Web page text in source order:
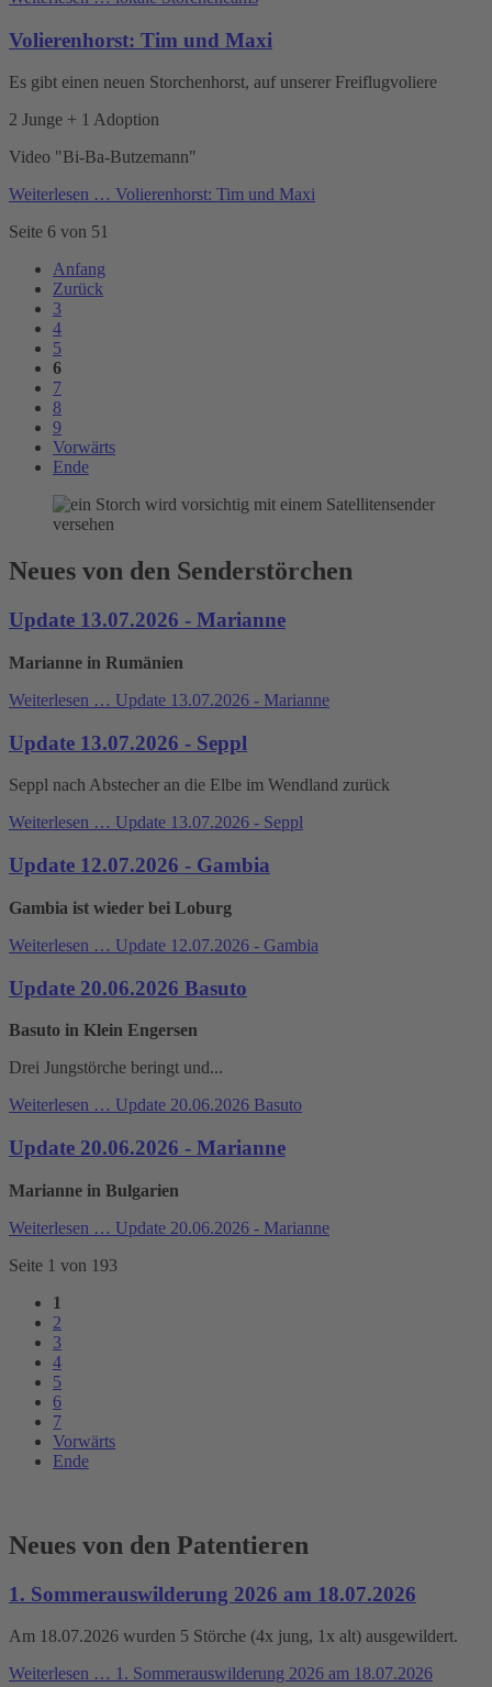
Volierenhorst: Tim und Maxi
Es gibt einen neuen Storchenhorst, auf unserer Freiflugvoliere
2 Junge + 1 Adoption
Video "Bi-Ba-Butzemann"
Weiterlesen … Volierenhorst: Tim und Maxi
Seite 6 von 51
Anfang
Zurück
3
4
5
6
7
8
9
Vorwärts
Ende
Neues von den Senderstörchen
Update 13.07.2026 - Marianne
Marianne in Rumänien
Weiterlesen … Update 13.07.2026 - Marianne
Update 13.07.2026 - Seppl
Seppl nach Abstecher an die Elbe im Wendland zurück
Weiterlesen … Update 13.07.2026 - Seppl
Update 12.07.2026 - Gambia
Gambia ist wieder bei Loburg
Weiterlesen … Update 12.07.2026 - Gambia
Update 20.06.2026 Basuto
Basuto in Klein Engersen
Drei Jungstörche beringt und...
Weiterlesen … Update 20.06.2026 Basuto
Update 20.06.2026 - Marianne
Marianne in Bulgarien
Weiterlesen … Update 20.06.2026 - Marianne
Seite 1 von 193
1
2
3
4
5
6
7
Vorwärts
Ende
Neues von den Patentieren
1. Sommerauswilderung 2026 am 18.07.2026
Am 18.07.2026 wurden 5 Störche (4x jung, 1x alt) ausgewildert.
Weiterlesen … 1. Sommerauswilderung 2026 am 18.07.2026